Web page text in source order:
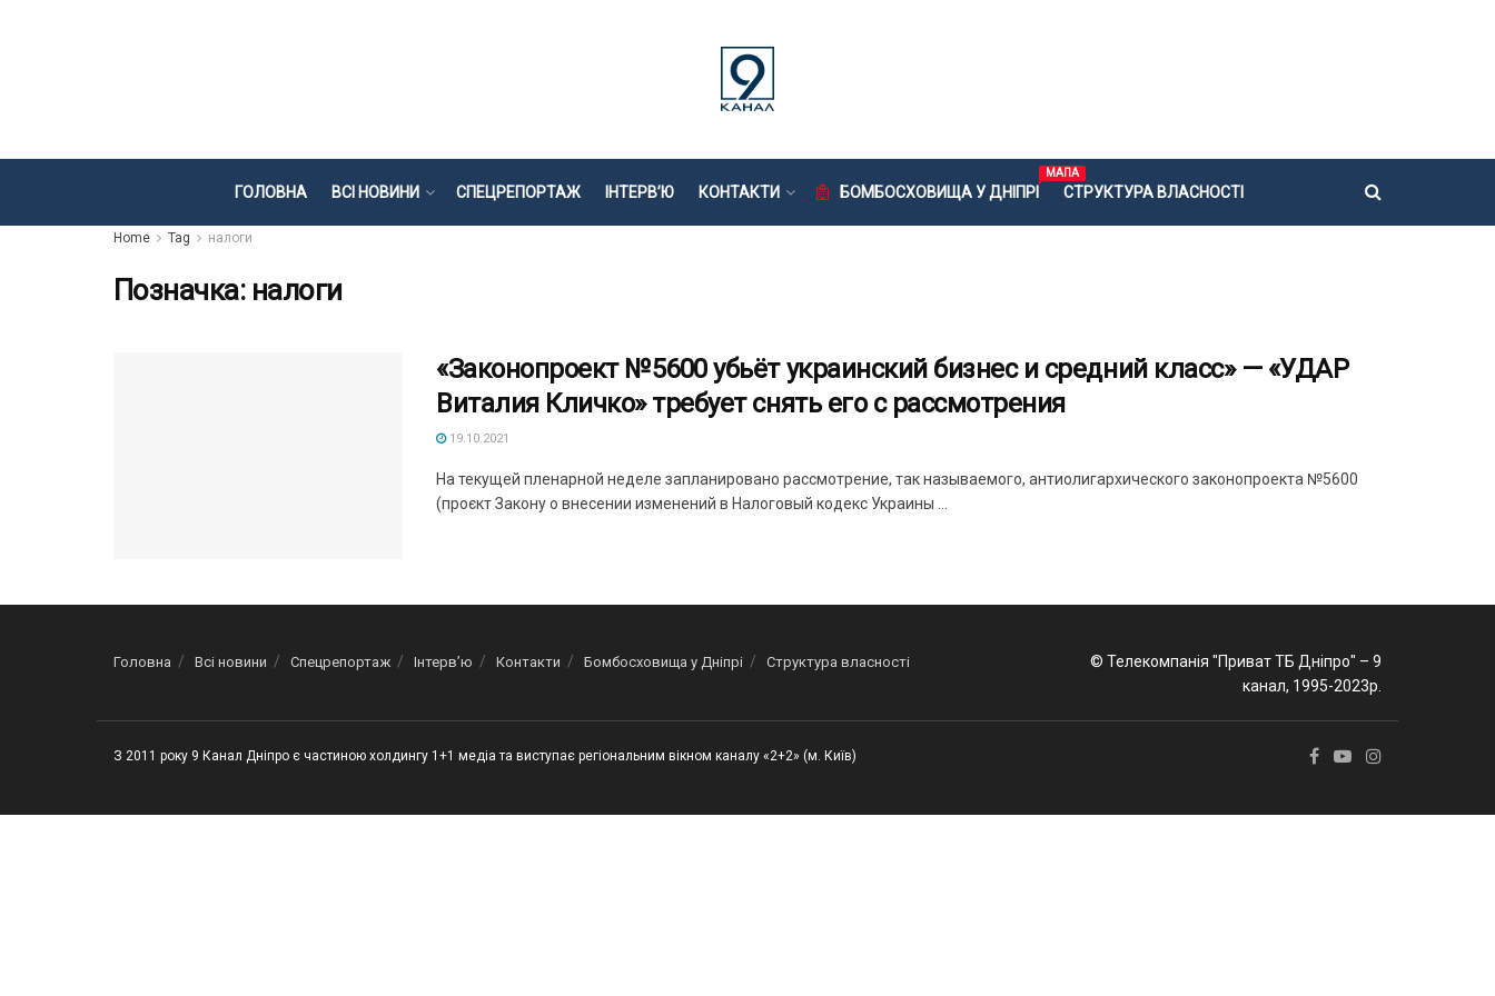
ГОЛОВНА ВСІ НОВИНИ СПЕЦРЕПОРТАЖ ІНТЕРВ’Ю КОНТАКТИ БОМБОСХОВИЩА У ДНІПРІ
МАПА
СТРУКТУРА ВЛАСНОСТІ
Home Tag налоги
Позначка: налоги
«Законопроект №5600 убьёт украинский бизнес и средний класс» — «УДАР
Виталия Кличко» требует снять его с рассмотрения
19.10.2021
На текущей пленарной неделе запланировано рассмотрение, так называемого, антиолигархического законопроекта №5600
(проєкт Закону о внесении изменений в Налоговый кодекс Украины ...
Головна Всі новини Спецрепортаж Інтерв’ю Контакти Бомбосховища у Дніпрі Структура власності
© Телекомпанія "Приват ТБ Дніпро" – 9
канал, 1995-2023р.
З 2011 року 9 Канал Дніпро є частиною холдингу 1+1 медіа та виступає регіональним вікном каналу «2+2» (м. Київ)